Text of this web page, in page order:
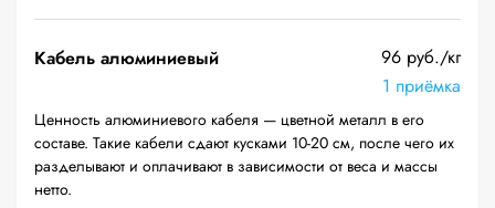
Кабель алюминиевый
96 руб./кг
1 приёмка
Ценность алюминиевого кабеля — цветной металл в его
составе. Такие кабели сдают кусками 10-20 см, после чего их
разделывают и оплачивают в зависимости от веса и массы
нетто.